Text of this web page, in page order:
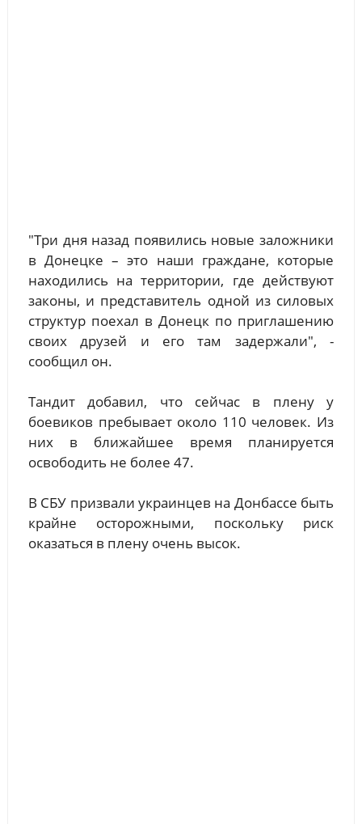
"Три дня назад появились новые заложники
в Донецке – это наши граждане, которые
находились на территории, где действуют
законы, и представитель одной из силовых
структур поехал в Донецк по приглашению
своих друзей и его там задержали", -
сообщил он.
Тандит добавил, что сейчас в плену у
боевиков пребывает около 110 человек. Из
них в ближайшее время планируется
освободить не более 47.
В СБУ призвали украинцев на Донбассе быть
крайне осторожными, поскольку риск
оказаться в плену очень высок.